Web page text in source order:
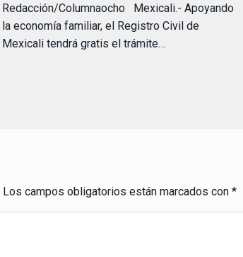
Redacción/Columnaocho Mexicali.- Apoyando
la economía familiar, el Registro Civil de
Mexicali tendrá gratis el trámite…
Los campos obligatorios están marcados con *